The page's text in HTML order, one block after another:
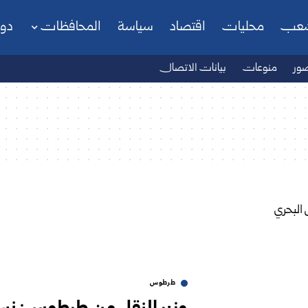
محليات اقتصاد سياسة المحافظات
منوعات بيانات الاتصال
طرطوس